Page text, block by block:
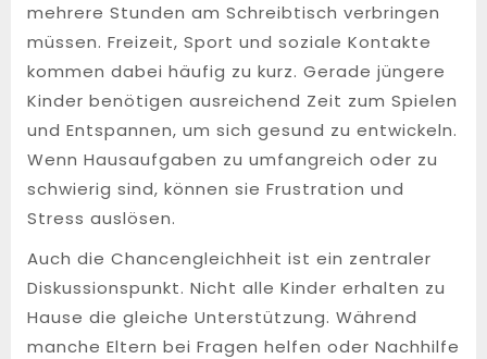
mehrere Stunden am Schreibtisch verbringen
müssen. Freizeit, Sport und soziale Kontakte
kommen dabei häufig zu kurz. Gerade jüngere
Kinder benötigen ausreichend Zeit zum Spielen
und Entspannen, um sich gesund zu entwickeln.
Wenn Hausaufgaben zu umfangreich oder zu
schwierig sind, können sie Frustration und
Stress auslösen.
Auch die Chancengleichheit ist ein zentraler
Diskussionspunkt. Nicht alle Kinder erhalten zu
Hause die gleiche Unterstützung. Während
manche Eltern bei Fragen helfen oder Nachhilfe